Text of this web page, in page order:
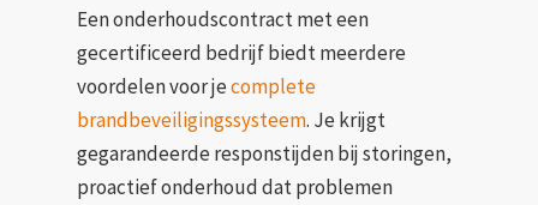
Een onderhoudscontract met een
gecertificeerd bedrijf biedt meerdere
voordelen voor jecomplete
brandbeveiligingssysteem. Je krijgt
gegarandeerde responstijden bij storingen,
proactief onderhoud dat problemen